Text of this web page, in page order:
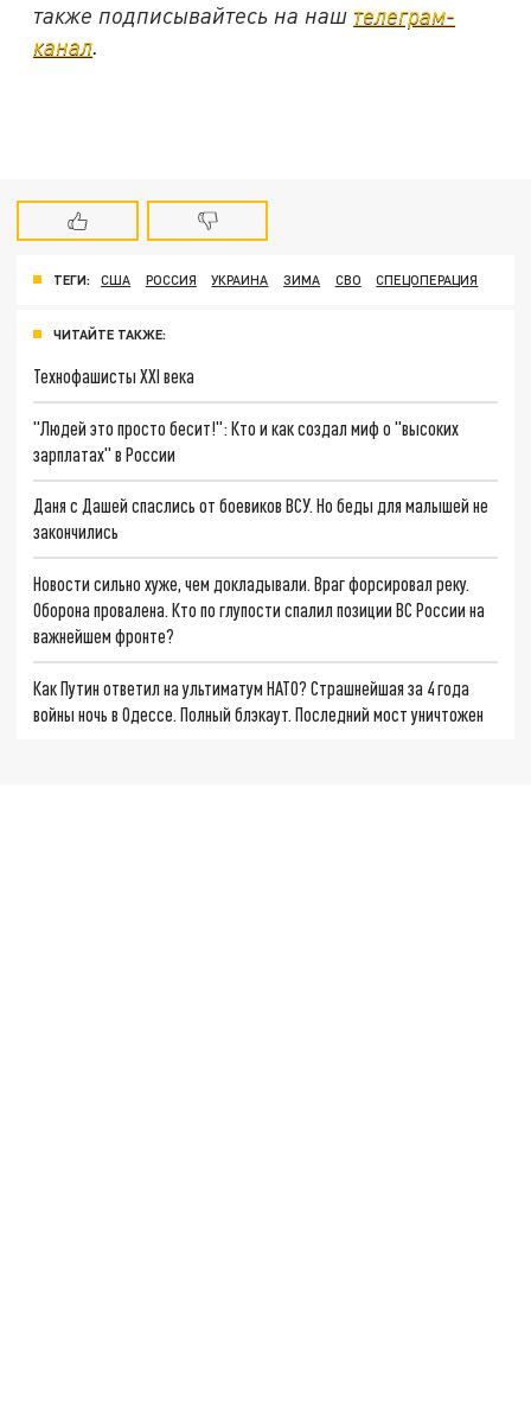
также подписывайтесь на наш телеграм-
канал.
ТЕГИ: США РОССИЯ УКРАИНА ЗИМА СВО СПЕЦОПЕРАЦИЯ
ЧИТАЙТЕ ТАКЖЕ:
Технофашисты XXI века
"Людей это просто бесит!": Кто и как создал миф о "высоких
зарплатах" в России
Даня с Дашей спаслись от боевиков ВСУ. Но беды для малышей не
закончились
Новости сильно хуже, чем докладывали. Враг форсировал реку.
Оборона провалена. Кто по глупости спалил позиции ВС России на
важнейшем фронте?
Как Путин ответил на ультиматум НАТО? Страшнейшая за 4 года
войны ночь в Одессе. Полный блэкаут. Последний мост уничтожен